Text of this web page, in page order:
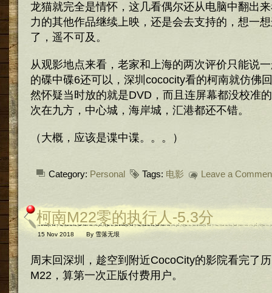
龙猫就完全是情怀，这几看偶尔还从电脑中翻出
力的其他作品继续上映，还是会去支持的，想一
了，遥不可及。
从观影地点来看，老家和上海的两次评价只能说
的碟中碟6还可以，深圳cococity看的柯南就仿佛
然怀疑当时放的就是DVD，而且连屏幕都没校准
次在九方，中心城，海岸城，汇港都还不错。
（大概，应该是谍中谍。。。）
Category: Personal Tags: 电影 Leave a
柯南M22零的执行人-5.3分
15 Nov 2018 By 雪落无垠
周末回深圳，趁空到附近CocoCity的影院看完了
M22，算第一次正版付费用户。